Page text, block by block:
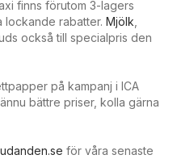
finns förutom 3-lagers
lockande rabatter. Mjölk
också till specialpris den
på kampanj i ICA
bättre priser, kolla gärna
för våra senaste